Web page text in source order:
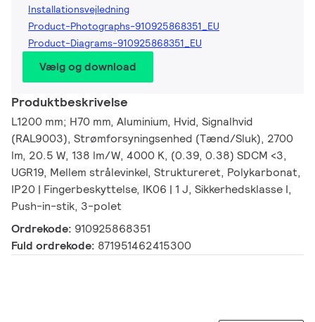
Installationsvejledning
Product-Photographs-910925868351_EU
Product-Diagrams-910925868351_EU
Vælg og download
Produktbeskrivelse
L1200 mm; H70 mm, Aluminium, Hvid, Signalhvid
(RAL9003), Strømforsyningsenhed (Tænd/Sluk), 2700
lm, 20.5 W, 138 lm/W, 4000 K, (0.39, 0.38) SDCM <3,
UGR19, Mellem strålevinkel, Struktureret, Polykarbonat,
IP20 | Fingerbeskyttelse, IK06 | 1 J, Sikkerhedsklasse I,
Push-in-stik, 3-polet
Ordrekode: 910925868351
Fuld ordrekode: 871951462415300